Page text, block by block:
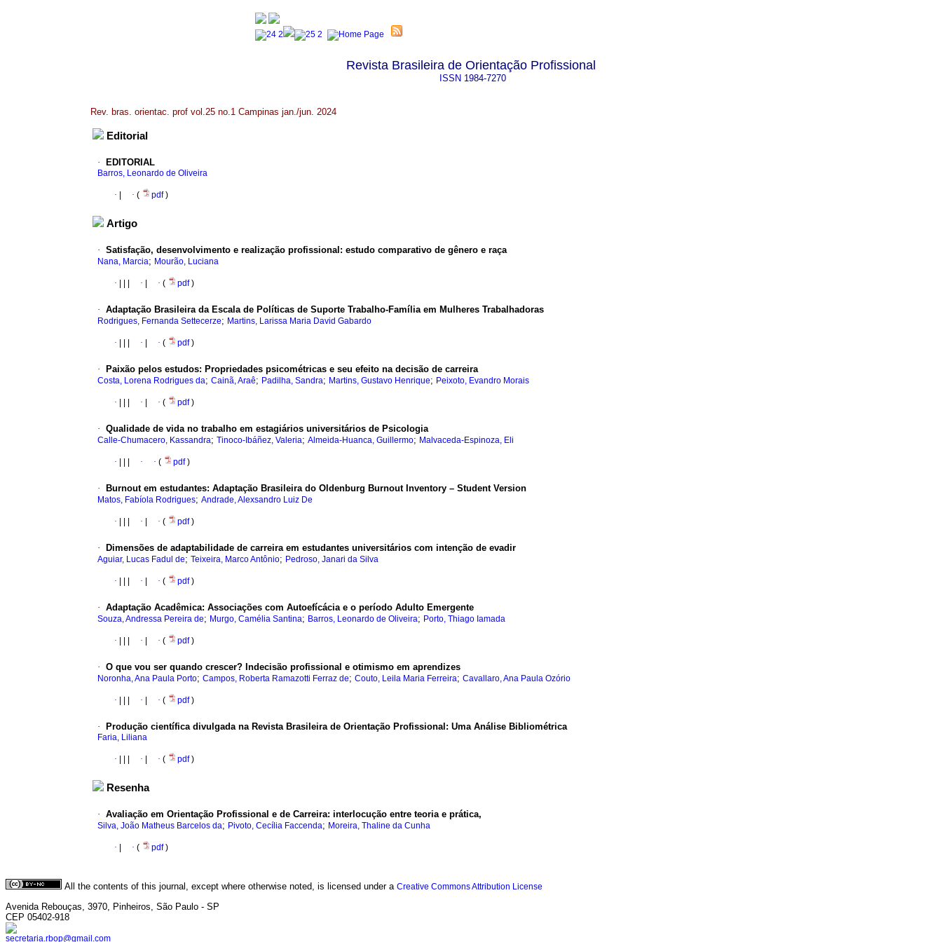
Revista Brasileira de Orientação Profissional
ISSN 1984-7270
Rev. bras. orientac. prof vol.25 no.1 Campinas jan./jun. 2024
Editorial
· EDITORIAL
Barros, Leonardo de Oliveira
· · ( pdf)
Artigo
· Satisfação, desenvolvimento e realização profissional: estudo comparativo de gênero e raça
Nana, Marcia; Mourão, Luciana
· · · ( pdf)
· Adaptação Brasileira da Escala de Políticas de Suporte Trabalho-Família em Mulheres Trabalhadoras
Rodrigues, Fernanda Settecerze; Martins, Larissa Maria David Gabardo
· · · ( pdf)
· Paixão pelos estudos: Propriedades psicométricas e seu efeito na decisão de carreira
Costa, Lorena Rodrigues da; Cainã, Araê; Padilha, Sandra; Martins, Gustavo Henrique; Peixoto, Evandro Morais
· · · ( pdf)
· Qualidade de vida no trabalho em estagiários universitários de Psicologia
Calle-Chumacero, Kassandra; Tinoco-Ibáñez, Valeria; Almeida-Huanca, Guillermo; Malvaceda-Espinoza, Eli
· · · ( pdf)
· Burnout em estudantes: Adaptação Brasileira do Oldenburg Burnout Inventory – Student Version
Matos, Fabíola Rodrigues; Andrade, Alexsandro Luiz De
· · · ( pdf)
· Dimensões de adaptabilidade de carreira em estudantes universitários com intenção de evadir
Aguiar, Lucas Fadul de; Teixeira, Marco Antônio; Pedroso, Janari da Silva
· · · ( pdf)
· Adaptação Acadêmica: Associações com Autoefícácia e o período Adulto Emergente
Souza, Andressa Pereira de; Murgo, Camélia Santina; Barros, Leonardo de Oliveira; Porto, Thiago Iamada
· · · ( pdf)
· O que vou ser quando crescer? Indecisão profissional e otimismo em aprendizes
Noronha, Ana Paula Porto; Campos, Roberta Ramazotti Ferraz de; Couto, Leila Maria Ferreira; Cavallaro, Ana Paula Ozório
· · · ( pdf)
· Produção científica divulgada na Revista Brasileira de Orientação Profissional: Uma Análise Bibliométrica
Faria, Liliana
· · · ( pdf)
Resenha
· Avaliação em Orientação Profissional e de Carreira: interlocução entre teoria e prática,
Silva, João Matheus Barcelos da; Pivoto, Cecília Faccenda; Moreira, Thaline da Cunha
· · ( pdf)
All the contents of this journal, except where otherwise noted, is licensed under a Creative Commons Attribution License
Avenida Rebouças, 3970, Pinheiros, São Paulo - SP
CEP 05402-918
secretaria.rbop@gmail.com